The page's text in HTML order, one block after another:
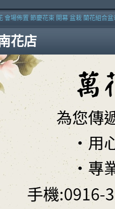
花店
會場佈置 節慶花束 開幕 盆栽 蘭花組合